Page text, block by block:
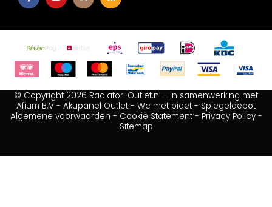
© Copyright 2026 Radiator-Outlet.nl - in samenwerking met
Afium B.V - Akupanel Outlet - Wc met bidet - Spiegeldepot
Algemene voorwaarden - Cookie Statement- Privacy Policy-
Sitemap